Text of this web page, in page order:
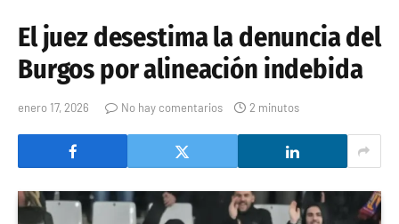
El juez desestima la denuncia del
Burgos por alineación indebida
enero 17, 2026 No hay comentarios 2 minutos